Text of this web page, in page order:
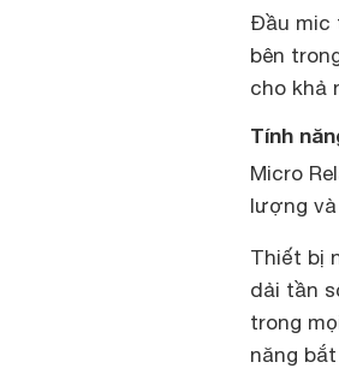
Đầu mic
bên
cho khả
Tính
Micro
lượng
Thiết bị
dải tần
trong
năng